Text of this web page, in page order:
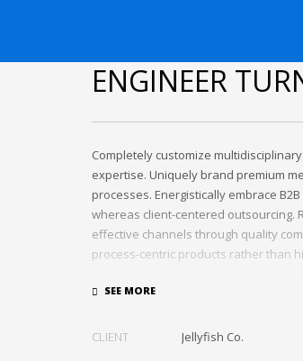
ENGINEER
Completely customize
expertise. Uniquely brand premium
processes. Energistically embrace
whereas client-centered outsourcing.
effective channels through quality
process-centric products rather than
Globally impact visionary markets vis-
inexpensive bandwidth. Seamlessly.
CLIENT Jellyfish Co.